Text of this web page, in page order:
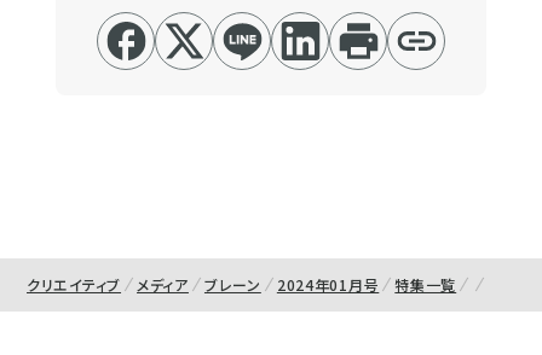
クリエイティブ メディア ブレーン 2024年01月号 特集一覧